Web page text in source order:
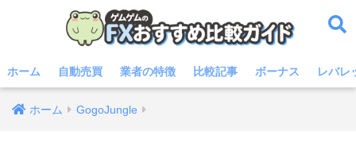
ホーム 自動売買 業者の特徴 比較記事 ボーナス レバレ
ホーム GogoJungle